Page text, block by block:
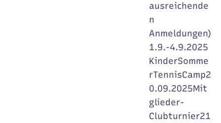
ausreichende
n
Anmeldungen)
1.9.-4.9.2025
KinderSomme
rTennisCamp2
0.09.2025Mit
glieder-
Clubturnier21